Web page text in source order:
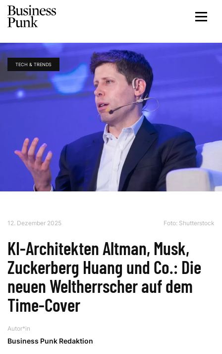
TECH & TRENDS
12. Dezember 2025 Foto: Shutterstock
KI-Architekten Altman, Musk,
Zuckerberg Huang und Co.: Die
neuen Weltherrscher auf dem
Time-Cover
Autor*in
Business Punk Redaktion